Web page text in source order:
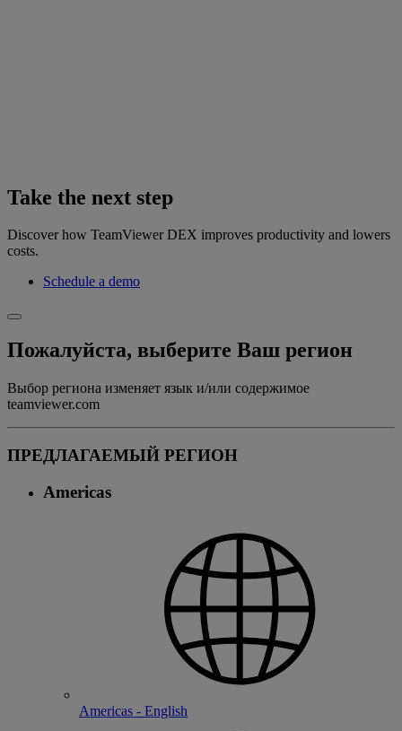
Take the next step
Discover how TeamViewer DEX improves productivity and lowers
costs.
Schedule a demo
Пожалуйста, выберите Ваш регион
Выбор региона изменяет язык и/или содержимое
teamviewer.com
ПРЕДЛАГАЕМЫЙ РЕГИОН
Americas
Americas - English